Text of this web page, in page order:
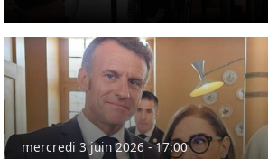
mercredi 3 juin 2026 - 17:00